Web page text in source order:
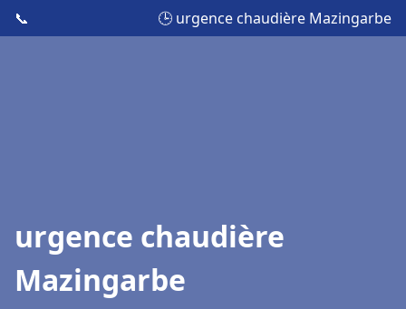
📞 🕒 urgence chaudière Mazingarbe
urgence chaudière
Mazingarbe